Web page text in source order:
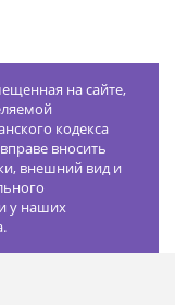
на сайте,
кодекса
вносить
внешний вид и
у наших